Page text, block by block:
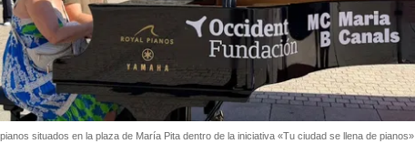
situados en la plaza de María Pita dentro de la iniciativa «Tu ciudad se llena de pianos»